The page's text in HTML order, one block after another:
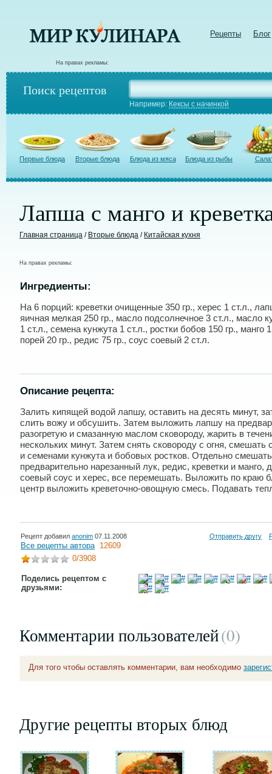
Рецепты Блог
На правах рекламы:
Поиск рецептов
Например: Кексы с начинкой
Первые блюда Вторые блюда Блюда из мяса Блюда из рыбы
Лапша с манго и
Главная страница / Вторые блюда / Китайская кухня
На правах рекламы:
Ингредиенты:
На 6 порций: креветки очищенные 350 гр., херес 1 ст.л.,
яичная мелкая 250 гр., масло подсолнечное 3 ст.л., масло
1 ст.л., семена кунжута 1 ст.л., ростки бобов 150 гр., манго
порей 20 гр., редис 75 гр., соус соевый 2 ст.л.
Описание рецепта:
Залить кипящей водой лапшу, оставить на десять минут,
слить вожу и обсушить. Затем выложить лапшу на
разогретую и смазанную маслом сковороду, жарить в
нескольких минут. Затем снять сковороду с огня, смешать
и семенами кунжута и бобовых ростков. Отдельно смешать
предварительно нарезанный лук, редис, креветки и манго,
соевый соус и херес, все перемешать. Выложить по краю
центр выложить креветочно-овощную смесь. Подавать
Рецепт добавил anonim 07.11.2008 Отправить другу
Все рецепты автора 12609
0/3908
Поделись рецептом с
друзьями:
Комментарии пользователей(0)
Для того чтобы оставлять комментарии, вам необходимо
Другие рецепты вторых блюд